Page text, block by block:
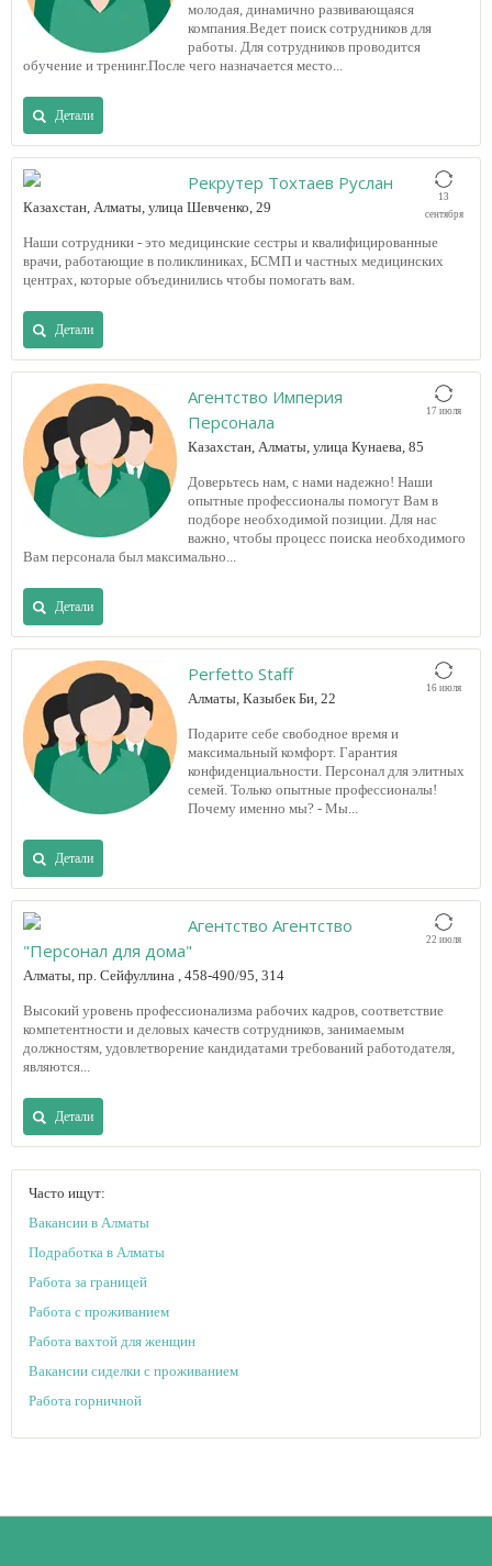
молодая, динамично развивающаяся
компания.Ведет поиск сотрудников для
работы. Для сотрудников проводится
обучение и тренинг.После чего назначается место...
Детали
13
сентября
Рекрутер Тохтаев Руслан
Казахстан, Алматы, улица Шевченко, 29
Наши сотрудники - это медицинские сестры и квалифицированные
врачи, работающие в поликлиниках, БСМП и частных медицинских
центрах, которые объединились чтобы помогать вам.
Детали
17 июля
Агентство Империя
Персонала
Казахстан, Алматы, улица Кунаева, 85
Доверьтесь нам, с нами надежно! Наши
опытные профессионалы помогут Вам в
подборе необходимой позиции. Для нас
важно, чтобы процесс поиска необходимого
Вам персонала был максимально...
Детали
16 июля
Perfetto Staff
Алматы, Казыбек Би, 22
Подарите себе свободное время и
максимальный комфорт. Гарантия
конфиденциальности. Персонал для элитных
семей. Только опытные профессионалы!
Почему именно мы? - Мы...
Детали
22 июля
Агентство Агентство
"Персонал для дома"
Алматы, пр. Сейфуллина , 458-490/95, 314
Высокий уровень профессионализма рабочих кадров, соответствие
компетентности и деловых качеств сотрудников, занимаемым
должностям, удовлетворение кандидатами требований работодателя,
являются...
Детали
Часто ищут:
Вакансии в Алматы
Подработка в Алматы
Работа за границей
Работа с проживанием
Работа вахтой для женщин
Вакансии сиделки с проживанием
Работа горничной